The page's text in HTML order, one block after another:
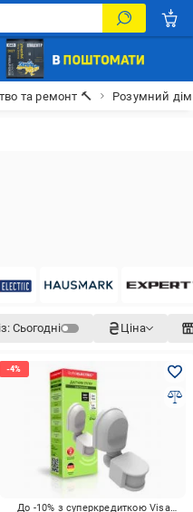
та ремонт 🔨 Розумний дім
Сьогодні Ціна
До -10% з суперкредиткою Visa Вигода